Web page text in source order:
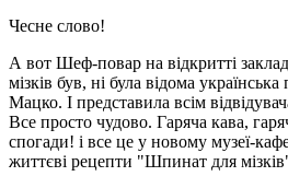
Чесне слово!
А вот Шеф-повар на відкритті
мізків був, ні була відома
Мацко. І представила всім
Все просто чудово. Гаряча кава,
спогади! і все це у новому музеї-
життєві рецепти "Шпинат для